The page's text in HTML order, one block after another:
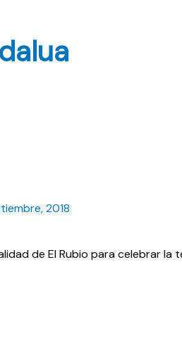
2018
de El Rubio para celebrar